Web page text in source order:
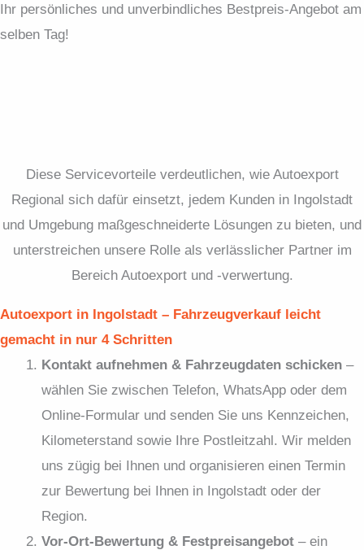
Ihr persönliches und unverbindliches Bestpreis-Angebot am
selben Tag!
Diese Servicevorteile verdeutlichen, wie Autoexport
Regional sich dafür einsetzt, jedem Kunden in Ingolstadt
und Umgebung maßgeschneiderte Lösungen zu bieten, und
unterstreichen unsere Rolle als verlässlicher Partner im
Bereich Autoexport und -verwertung.
Autoexport in Ingolstadt – Fahrzeugverkauf leicht
gemacht in nur 4 Schritten
Kontakt aufnehmen & Fahrzeugdaten schicken –
wählen Sie zwischen Telefon, WhatsApp oder dem
Online-Formular und senden Sie uns Kennzeichen,
Kilometerstand sowie Ihre Postleitzahl. Wir melden
uns zügig bei Ihnen und organisieren einen Termin
zur Bewertung bei Ihnen in Ingolstadt oder der
Region.
Vor-Ort-Bewertung & Festpreisangebot – ein